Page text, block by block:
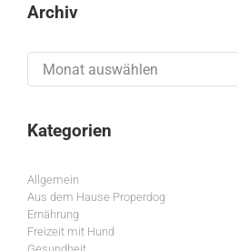
Archiv
Kategorien
Allgemein
Aus dem Hause Properdog
Ernährung
Freizeit mit Hund